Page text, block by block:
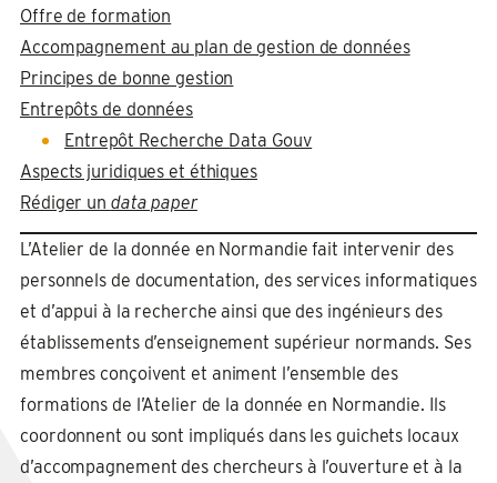
Offre de formation
Accompagnement au plan de gestion de données
Principes de bonne gestion
Entrepôts de données
Entrepôt Recherche Data Gouv
Aspects juridiques et éthiques
Rédiger un data paper
L’Atelier de la donnée en Normandie fait intervenir des
personnels de documentation, des services informatiques
et d’appui à la recherche ainsi que des ingénieurs des
établissements d’enseignement supérieur normands. Ses
membres conçoivent et animent l’ensemble des
formations de l’Atelier de la donnée en Normandie. Ils
coordonnent ou sont impliqués dans les guichets locaux
d’accompagnement des chercheurs à l’ouverture et à la